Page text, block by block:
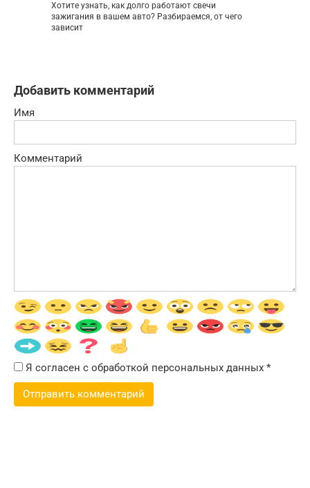
Хотите узнать, как долго работают свечи
зажигания в вашем авто? Разбираемся, от чего
зависит
Добавить комментарий
Имя
Комментарий
Я согласен с обработкой персональных данных *